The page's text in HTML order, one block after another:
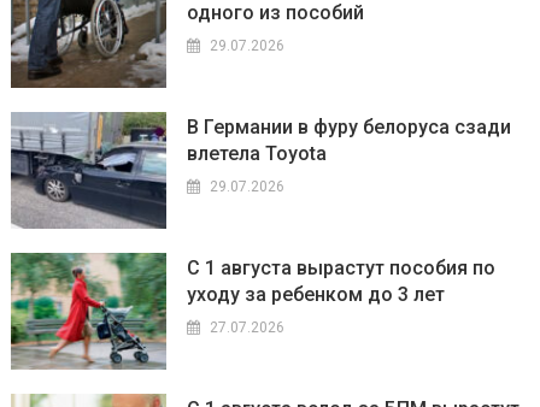
одного из пособий
29.07.2026
В Германии в фуру белоруса сзади
влетела Toyota
29.07.2026
С 1 августа вырастут пособия по
уходу за ребенком до 3 лет
27.07.2026